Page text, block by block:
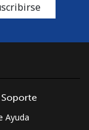
Ayuda